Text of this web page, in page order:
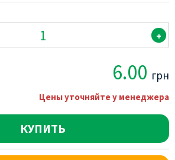
+
6.00 грн
Цены уточняйте у менеджера
КУПИТЬ